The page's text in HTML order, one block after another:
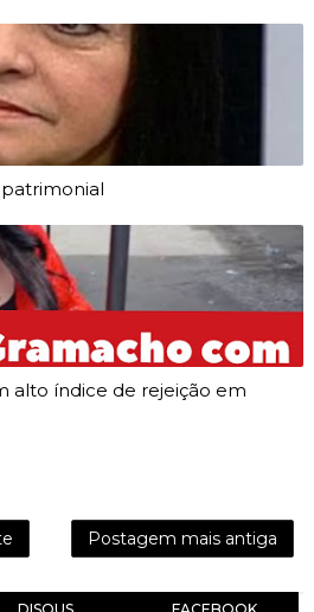
alto índice de rejeição em
Postagem mais antiga